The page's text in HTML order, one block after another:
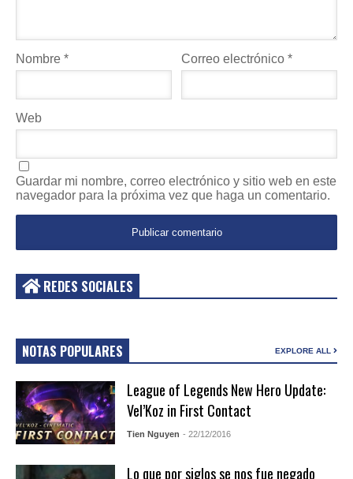
Nombre * Correo electrónico*
Web
Guardar mi nombre, correo electrónico y sitio web en este
navegador para la próxima vez que haga un comentario.
REDES SOCIALES
NOTAS POPULARES EXPLORE ALL
League of Legends New Hero Update:
Vel’Koz in First Contact
Tien Nguyen - 22/12/2016
Lo que por siglos se nos fue negado